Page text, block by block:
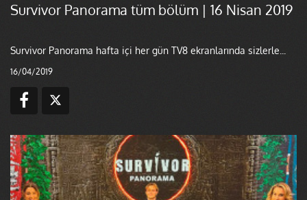
Survivor Panorama tüm bölüm | 16 Nisan 2019
Survivor Panorama hafta içi her gün TV8 ekranlarında sizlerle...
16/04/2019